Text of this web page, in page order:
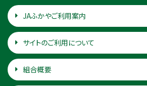
JAふかやご利用案内
サイトのご利用について
組合概要